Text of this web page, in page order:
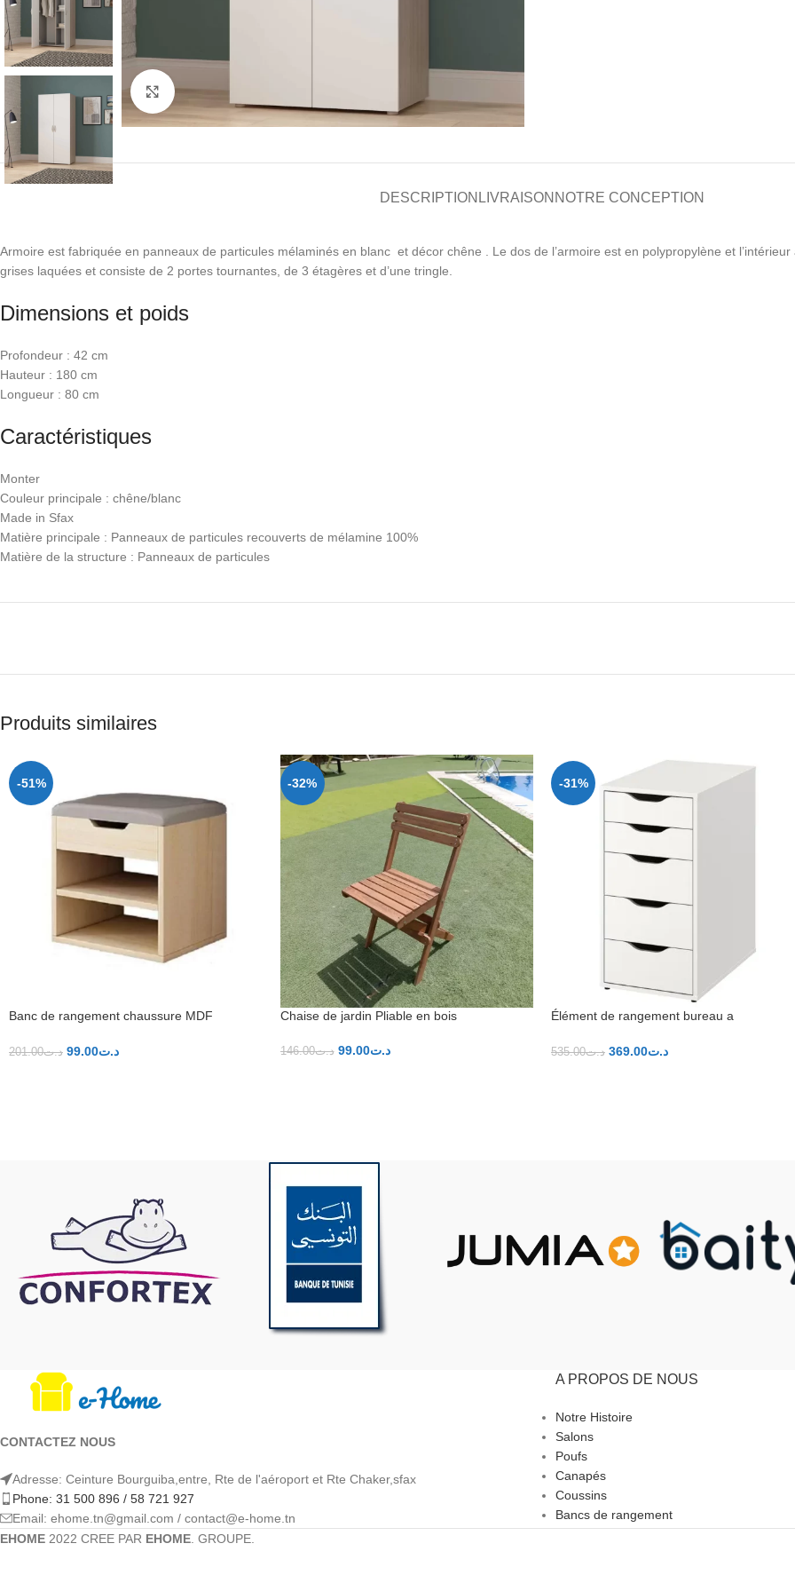
Click to enlarge
DESCRIPTION LIVRAISON NOTRE CONCEPTION
Armoire est fabriquée en panneaux de particules mélaminés en blanc et décor chêne . Le dos de l’armoire est en polypropylène et
grises laquées et consiste de 2 portes tournantes, de 3 étagères et d’une tringle.
Dimensions et poids
Profondeur : 42 cm
Hauteur : 180 cm
Longueur : 80 cm
Caractéristiques
Monter
Couleur principale : chêne/blanc
Made in Sfax
Matière principale : Panneaux de particules recouverts de mélamine 100%
Matière de la structure : Panneaux de particules
Produits similaires
-51%
Banc de rangement chaussure MDF
د.ت201.00 د.ت99.00
-32%
Chaise de jardin Pliable en bois
د.ت146.00 د.ت99.00
-31%
Élément de rangement bureau a
د.ت535.00 د.ت369.00
CONTACTEZ NOUS
Adresse: Ceinture Bourguiba,entre, Rte de l'aéroport et Rte Chaker,sfax
Phone: 31 500 896 / 58 721 927
Email: ehome.tn@gmail.com / contact@e-home.tn
A PROPOS DE NOUS
Notre Histoire
Salons
Poufs
Canapés
Coussins
Bancs de rangement
EHOME 2022 CREE PAR EHOME. GROUPE.